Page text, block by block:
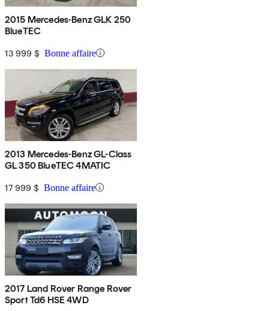
2015 Mercedes-Benz GLK 250
BlueTEC
13 999 $ Bonne affaire
2013 Mercedes-Benz GL-Class
GL 350 BlueTEC 4MATIC
17 999 $ Bonne affaire
2017 Land Rover Range Rover
Sport Td6 HSE 4WD